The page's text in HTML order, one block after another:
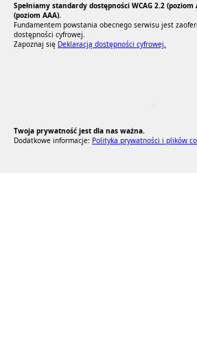
Spełniamy standardy dostępności WCAG 2.2
(poziom AAA).
Fundamentem powstania obecnego serwisu jest
dostępności cyfrowej.
Zapoznaj się Deklaracją dostępności cyfrowej.
Twoja prywatność jest dla nas ważna.
Dodatkowe informacje: Polityka prywatności i plików